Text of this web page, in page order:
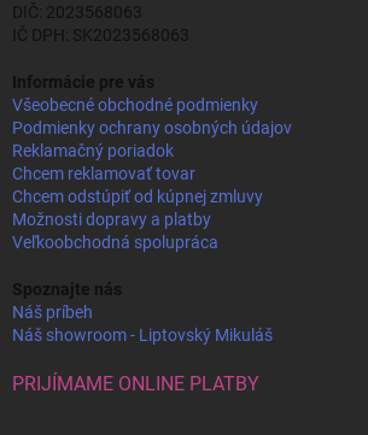
DIČ: 2023568063
IČ DPH: SK2023568063
Informácie pre vás
Všeobecné obchodné podmienky
Podmienky ochrany osobných údajov
Reklamačný poriadok
Chcem reklamovať tovar
Chcem odstúpiť od kúpnej zmluvy
Možnosti dopravy a platby
Veľkoobchodná spolupráca
Spoznajte nás
Náš príbeh
Náš showroom - Liptovský Mikuláš
PRIJÍMAME ONLINE PLATBY